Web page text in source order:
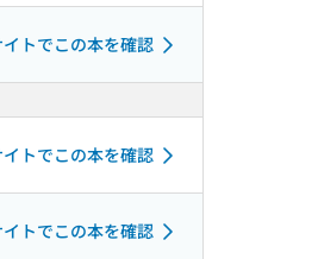
トでこの本を確認
トでこの本を確認
トでこの本を確認